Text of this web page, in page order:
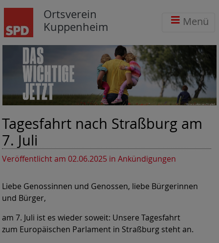
Ortsverein
Kuppenheim
Menü
Tagesfahrt nach Straßburg am
7. Juli
Veröffentlicht am 02.06.2025 in Ankündigungen
Liebe Genossinnen und Genossen, liebe Bürgerinnen
und Bürger,
am 7. Juli ist es wieder soweit: Unsere Tagesfahrt
zum Europäischen Parlament in Straßburg steht an.